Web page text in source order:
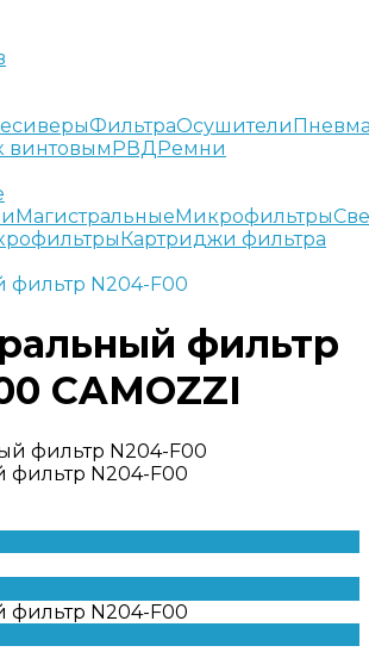
ФильтраОсушители
винтовымРВДРемни
МагистральныеМикрофильтры
Картриджи фильтра
фильтр N204-F00
фильтр
CAMOZZI
фильтр N204-F00
фильтр N204-F00